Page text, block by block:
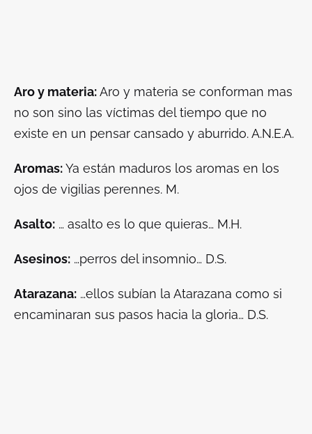
Aro y materia:Aro y materia se conforman mas
no son sino las víctimas del tiempo que no
existe en un pensar cansado y aburrido. A.N.E.A.
Aromas:Ya están maduros los aromas en los
ojos de vigilias perennes. M.
Asalto: … asalto es lo que quieras… M.H.
Asesinos: …perros del insomnio… D.S.
Atarazana: …ellos subían la Atarazana como si
encaminaran sus pasos hacia la gloria… D.S.